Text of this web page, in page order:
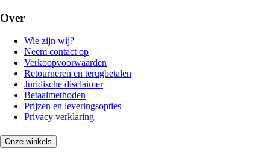
Over
Wie zijn wij?
Neem contact op
Verkoopvoorwaarden
Retourneren en terugbetalen
Juridische disclaimer
Betaalmethoden
Prijzen en leveringsopties
Privacy verklaring
Onze winkels